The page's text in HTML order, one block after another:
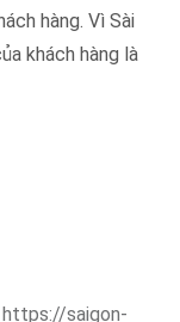
https://saigon-
Hiệp, Quận 12,